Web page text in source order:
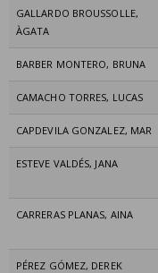
GALLARDO BROUSSOLLE,
ÀGATA
BARBER MONTERO, BRUNA
CAMACHO TORRES, LUCAS
CAPDEVILA GONZALEZ, MAR
ESTEVE VALDÉS, JANA
CARRERAS PLANAS, AINA
PÉREZ GÓMEZ, DEREK